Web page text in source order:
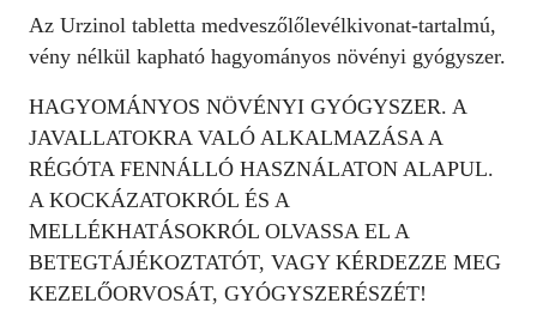
Az Urzinol tabletta medveszőlőlevél­kivonat-tartalmú,
vény nélkül kapható hagyományos növényi gyógyszer.
HAGYOMÁNYOS NÖVÉNYI GYÓGYSZER. A
JAVALLATOKRA VALÓ ALKALMAZÁSA A
RÉGÓTA FENNÁLLÓ HASZNÁLATON ALAPUL.
A KOCKÁZATOKRÓL ÉS A
MELLÉKHATÁSOKRÓL OLVASSA EL A
BETEGTÁJÉKOZTATÓT, VAGY KÉRDEZZE MEG
KEZELŐORVOSÁT, GYÓGYSZERÉSZÉT!